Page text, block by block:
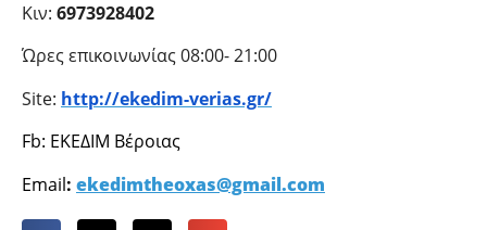
Κιν: 6973928402
Ώρες επικοινωνίας 08:00- 21:00
Site: http://ekedim-verias.gr/
Fb: ΕΚΕΔΙΜ Βέροιας
Email: ekedimtheoxas@gmail.com